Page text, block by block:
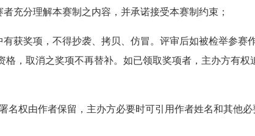
充分理解本赛制之内容，并承诺接受本赛制约束；
获奖项，不得抄袭、拷贝、仿冒。评审后如被检举参赛
，取消之奖项不再替补。如已领取奖项者，主办方有权
名权由作者保留，主办方必要时可引用作者姓名和其他必